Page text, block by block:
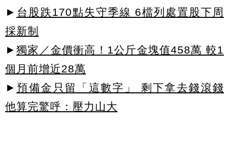
► 台股跌170點失守季線 6檔列處置股下周
採新制
► 獨家／金價衝高！1公斤金塊值458萬 較1
個月前增近28萬
► 預備金只留「這數字」 剩下拿去錢滾錢
他算完驚呼：壓力山大